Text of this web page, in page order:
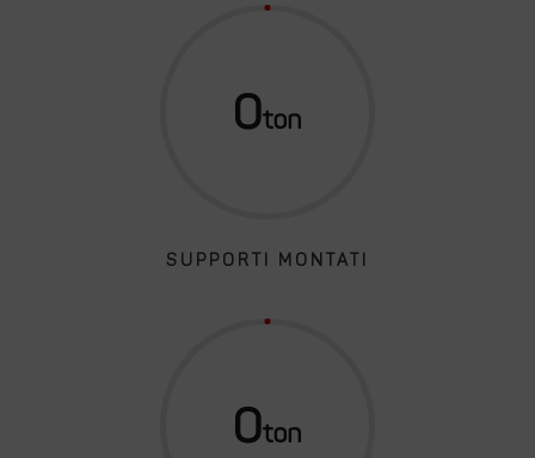
0
SUPPORTI MONTATI
0